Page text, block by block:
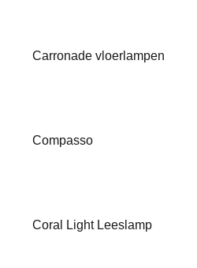
Carronade vloerlampen
Compasso
Coral Light Leeslamp